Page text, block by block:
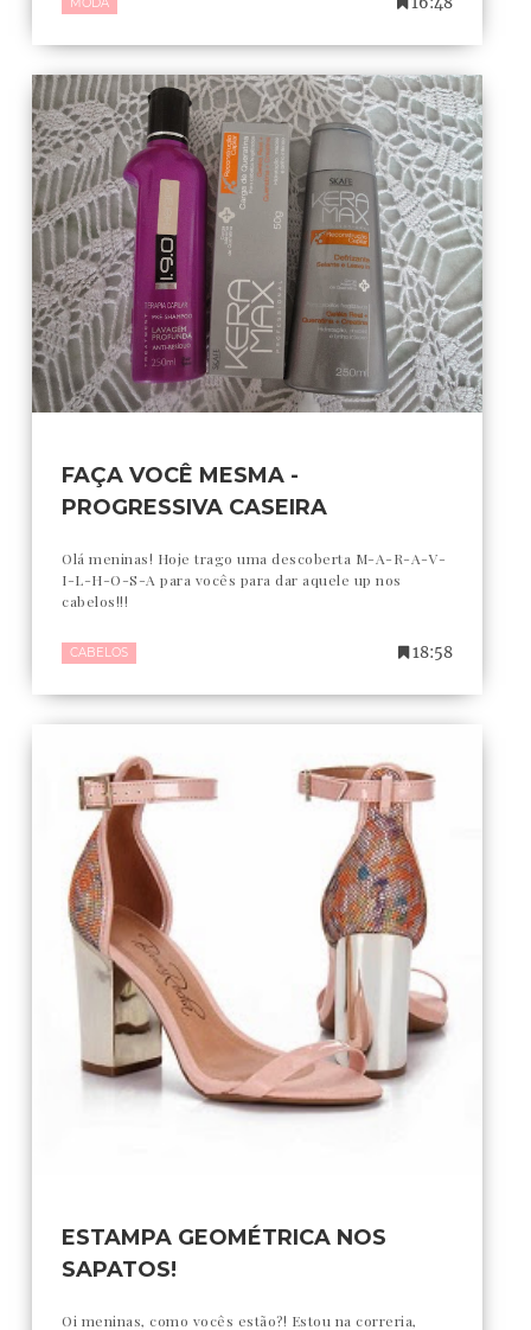
MODA
FAÇA VOCÊ MESMA -
PROGRESSIVA CASEIRA
Olá meninas! Hoje trago uma descoberta M-A-R-A-V-
I-L-H-O-S-A para vocês para dar aquele up nos
cabelos!!!
CABELOS 18:58
ESTAMPA GEOMÉTRICA NOS
SAPATOS!
Oi meninas, como vocês estão?! Estou na correria,